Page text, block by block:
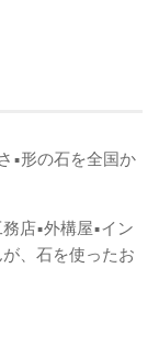
•形の石を全国か
店•外構屋•イン
、石を使ったお